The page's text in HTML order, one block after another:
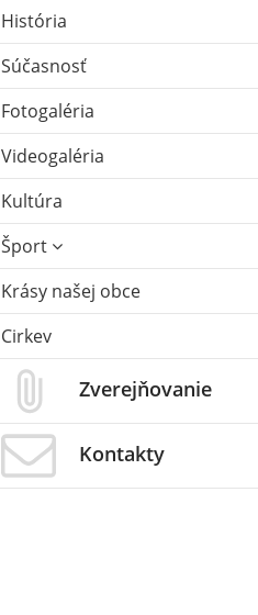
História
Súčasnosť
Fotogaléria
Videogaléria
Kultúra
Šport
Krásy našej obce
Cirkev
Zverejňovanie
Kontakty